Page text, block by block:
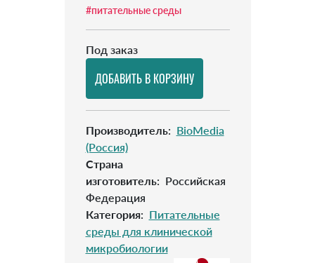
#питательные среды
Под заказ
Производитель: BioMedia
(Россия)
Страна
изготовитель: Российская
Федерация
Категория: Питательные
среды для клинической
микробиологии